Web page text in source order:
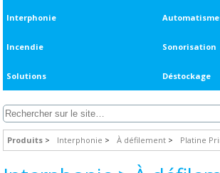
Interphonie
Incendie Sonorisation
Solutions Déstockage
Produits Interphonie À défilement Platine